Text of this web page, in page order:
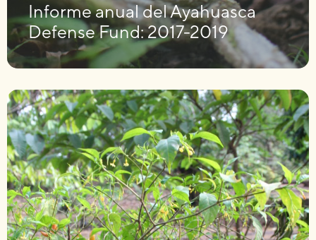
Informe anual del Ayahuasca
Defense Fund: 2017-2019